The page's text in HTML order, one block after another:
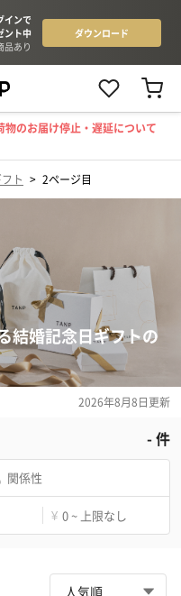
物のお届け停止・遅延について
ト > 2ページ目
結婚記念日ギフトの
2026年8月8日更新
-件
関係性
¥ 0 ~ 上限なし